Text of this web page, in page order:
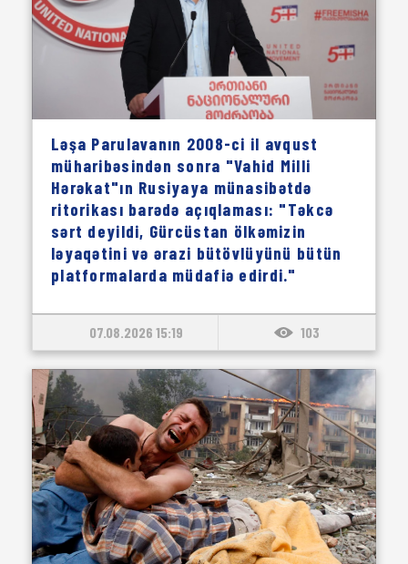
Ləşa Parulavanın 2008-ci il avqust
müharibəsindən sonra "Vahid Milli
Hərəkat"ın Rusiyaya münasibətdə
ritorikası barədə açıqlaması: "Təkcə
sərt deyildi, Gürcüstan ölkəmizin
ləyaqətini və ərazi bütövlüyünü bütün
platformalarda müdafiə edirdi."
07.08.2026 15:19 103